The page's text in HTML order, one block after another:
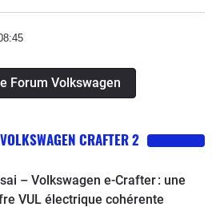
Forum Volkswagen
CRAFTER 2
– Volkswagen e-Crafter : une
VUL électrique cohérente